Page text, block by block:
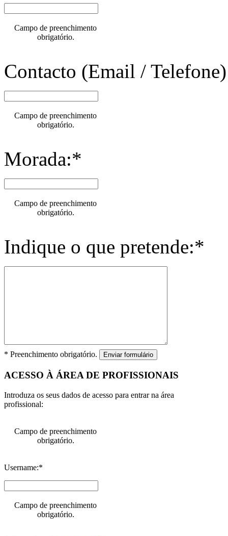
Campo de preenchimento
obrigatório.
Contacto (Email /
Campo de preenchimento
obrigatório.
Morada:*
Campo de preenchimento
obrigatório.
Indique o que pretende:*
* Preenchimento obrigatório. Enviar formulário
ACESSO À ÁREA DE PROFISSIONAIS
Introduza os seus dados de acesso para entrar na área
profissional:
Campo de preenchimento
obrigatório.
Username:*
Campo de preenchimento
obrigatório.